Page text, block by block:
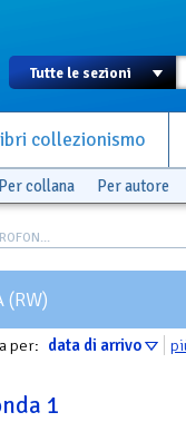
collezionismo
Per collana Per autore
(RW)
per: data di arrivo
1